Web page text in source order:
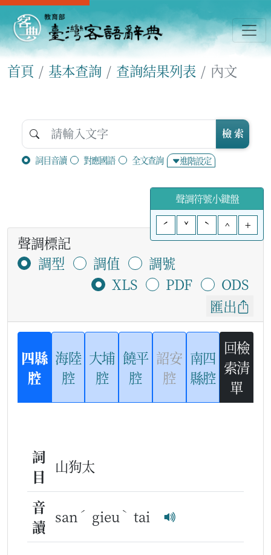
首頁 基本查詢 查詢結果列表 內文
詞目音讀 對應國語 全文查詢 進階設定
檢 索
聲調符號小鍵盤
ˊ
ˇ ˋ ^ +
聲調標記
調型
調值
調號
XLS
PDF
ODS
匯出
四縣
腔
海陸
腔
大埔
腔
饒平
腔
詔安
腔
南四
縣腔
回檢
索清
單
詞
目
山狗太
音
讀
san ˊ gieu ˋ tai